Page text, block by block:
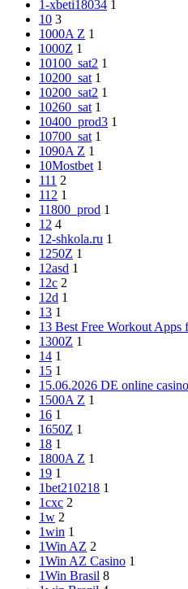
1-xbeti18034 1
10 3
1000A Z 1
1000Z 1
10100_sat2 1
10200_sat 1
10200_sat2 1
10260_sat 1
10400_prod3 1
10700_sat 1
1090A Z 1
10Mostbet 1
111 2
112 1
11800_prod 1
12 4
12-shkola.ru 1
1250Z 1
12asd 1
12c 2
12d 1
13 1
13 Best Free Workout Apps
1300Z 1
14 1
15 1
15.06.2026 DE online
1500A Z 1
16 1
1650Z 1
18 1
1800A Z 1
19 1
1bet210218 1
1cxc 2
1w 2
1win 1
1Win AZ 2
1Win AZ Casino 1
1Win Brasil 8